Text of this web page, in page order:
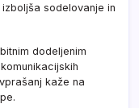
sodelovanje in
dodeljenim
kaže na